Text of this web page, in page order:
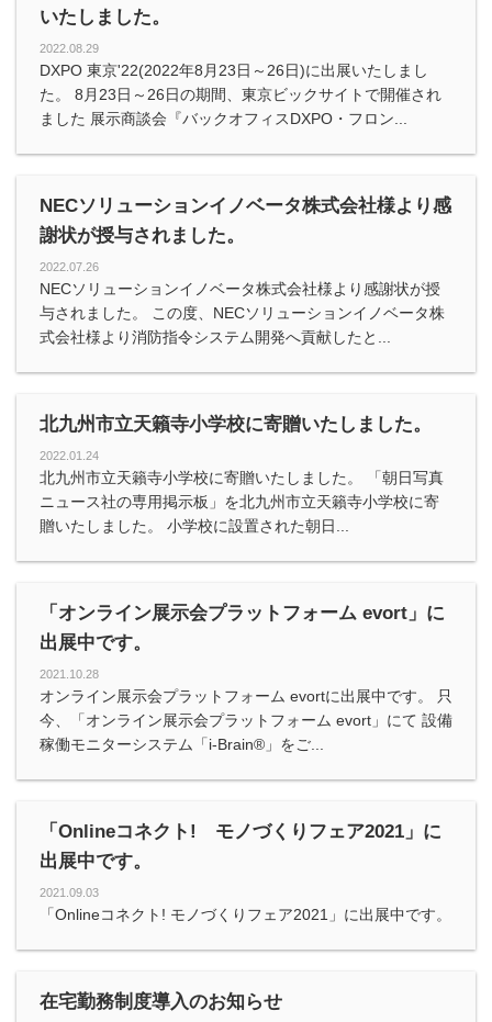
いたしました。
2022.08.29
DXPO 東京'22(2022年8月23日～26日)に出展いたしまし
た。 8月23日～26日の期間、東京ビックサイトで開催され
ました 展示商談会『バックオフィスDXPO・フロン...
NECソリューションイノベータ株式会社様より感
謝状が授与されました。
2022.07.26
NECソリューションイノベータ株式会社様より感謝状が授
与されました。 この度、NECソリューションイノベータ株
式会社様より消防指令システム開発へ貢献したと...
北九州市立天籟寺小学校に寄贈いたしました。
2022.01.24
北九州市立天籟寺小学校に寄贈いたしました。 「朝日写真
ニュース社の専用掲示板」を北九州市立天籟寺小学校に寄
贈いたしました。 小学校に設置された朝日...
「オンライン展示会プラットフォーム evort」に
出展中です。
2021.10.28
オンライン展示会プラットフォーム evortに出展中です。 只
今、「オンライン展示会プラットフォーム evort」にて 設備
稼働モニターシステム「i-Brain®️」をご...
「Onlineコネクト! モノづくりフェア2021」に
出展中です。
2021.09.03
「Onlineコネクト! モノづくりフェア2021」に出展中です。
在宅勤務制度導入のお知らせ